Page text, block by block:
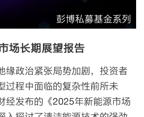
彭博私募基金系列
场长期展望报告
缘政治紧张局势加剧，投资者
过程中面临的复杂性前所未
经发布的《2025年新能源市场